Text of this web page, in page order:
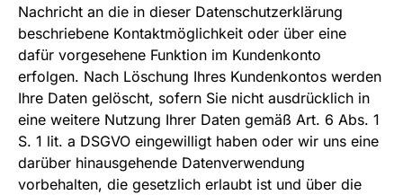
Nachricht an die in dieser Datenschutzerklärung
beschriebene Kontaktmöglichkeit oder über eine
dafür vorgesehene Funktion im Kundenkonto
erfolgen. Nach Löschung Ihres Kundenkontos werden
Ihre Daten gelöscht, sofern Sie nicht ausdrücklich in
eine weitere Nutzung Ihrer Daten gemäß Art. 6 Abs. 1
S. 1 lit. a DSGVO eingewilligt haben oder wir uns eine
darüber hinausgehende Datenverwendung
vorbehalten, die gesetzlich erlaubt ist und über die